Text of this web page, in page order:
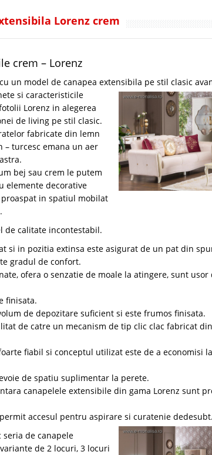
Lorenz crem
crem – Lorenz
un model de canapea extensibila pe stil clasic
si caracteristicile
Lorenz in alegerea
de living pe stil clasic.
fabricate din lemn
– turcesc emana un aer
bej sau crem le putem
elemente decorative
in spatiul mobilat
de calitate incontestabil.
si in pozitia extinsa este asigurat de un pat din
gradul de confort.
ofera o senzatie de moale la atingere, sunt
finisata.
de depozitare suficient si este frumos finisata.
de catre un mecanism de tip clic clac fabricat
fiabil si conceptul utilizat este de a economisi
de spatiu suplimentar la perete.
canapelele extensibile din gama Lorenz sunt
accesul pentru aspirare si curatenie dedesubt.
seria de canapele
de 2 locuri, 3 locuri